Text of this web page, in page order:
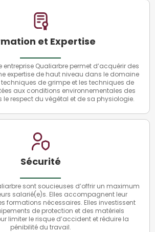
et Expertise
Qualiarbre permet d’acquérir des
expertise de haut niveau dans le domaine
techniques de grimpe et les techniques de
aux conditions environnementales des
le respect du végétal et de sa physiologie.
Sécurité
sont soucieuses d’offrir un maximum
salarié(e)s. Elles accompagnent leur
formations nécessaires. Elles investissent
de protection et des matériels
limiter le risque d’accident et réduire la
pénibilité du travail.